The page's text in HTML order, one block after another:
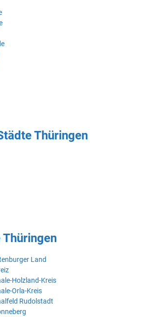
Thüringen
Land
Holzland-Kreis
Orla-Kreis
Rudolstadt